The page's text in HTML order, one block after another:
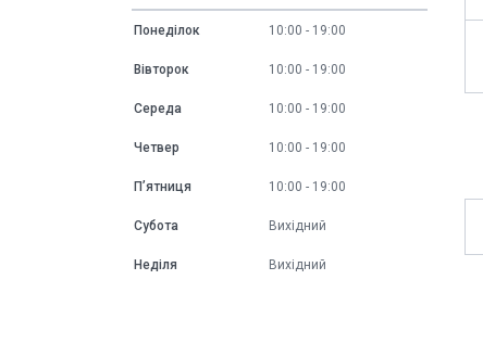
Понеділок 10:00 19:00
Вівторок 10:00 19:00
Середа 10:00 19:00
Четвер 10:00 19:00
Пʼятниця 10:00 19:00
Субота Вихідний
Неділя Вихідний